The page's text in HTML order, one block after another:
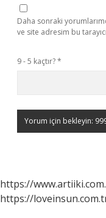
Daha sonraki
ve site adresim bu
9 - 5 kaçtır?*
https://
https://